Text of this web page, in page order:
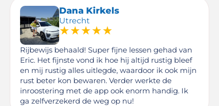
Dana Kirkels
Utrecht
★★★★★
Rijbewijs behaald! Super fijne lessen gehad van
Eric. Het fijnste vond ik hoe hij altijd rustig bleef
en mij rustig alles uitlegde, waardoor ik ook mijn
rust beter kon bewaren. Verder werkte de
inroostering met de app ook enorm handig. Ik
ga zelfverzekerd de weg op nu!